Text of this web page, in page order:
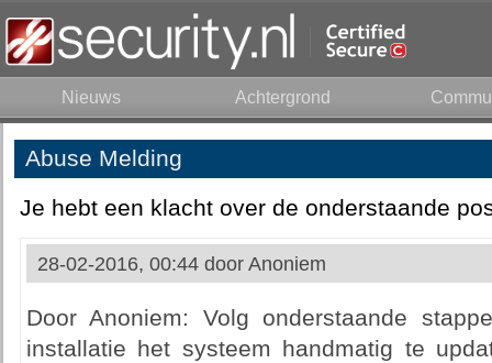
Nieuws Achtergrond
Abuse Melding
Je hebt een klacht over de onderstaande
28-02-2016, 00:44 door Anoniem
Door Anoniem: Volg onderstaande
installatie het systeem handmatig te